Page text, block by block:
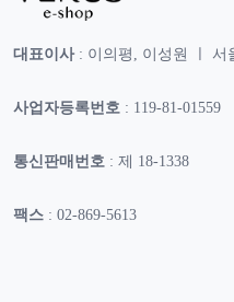
대표이사: 이의평, 이성원 ㅣ 서
사업자등록번호 : 119-81-01559
통신판매번호 : 제 18-1338
팩스 : 02-869-5613